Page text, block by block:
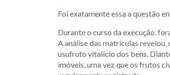
Foi exatamente essa a questão
Durante o curso da execução,
A análise das matrículas revelou,
usufruto vitalício dos bens.
imóveis, uma vez que os frutos